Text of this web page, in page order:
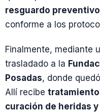
resguardo
conforme a los
Finalmente, mediante
trasladado a la
Posadas, donde
Allí recibe
curación de heridas